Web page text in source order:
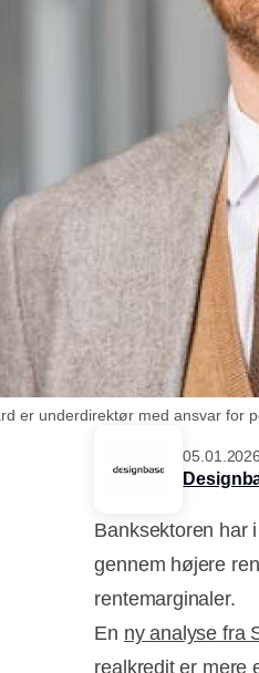
er underdirektør med ansvar for
05.01.2026
Banksektoren har
gennem højere
rentemarginaler.
En ny analyse fra
realkredit er mere